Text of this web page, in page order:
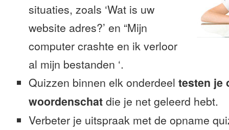
situaties, zoals ‘Wat is uw
website adres?’ en “Mijn
computer crashte en ik verloor
al mijn bestanden ‘.
Quizzen binnen elk onderdeel testen je
woordenschat die je net geleerd hebt.
Verbeter je uitspraak met de opname